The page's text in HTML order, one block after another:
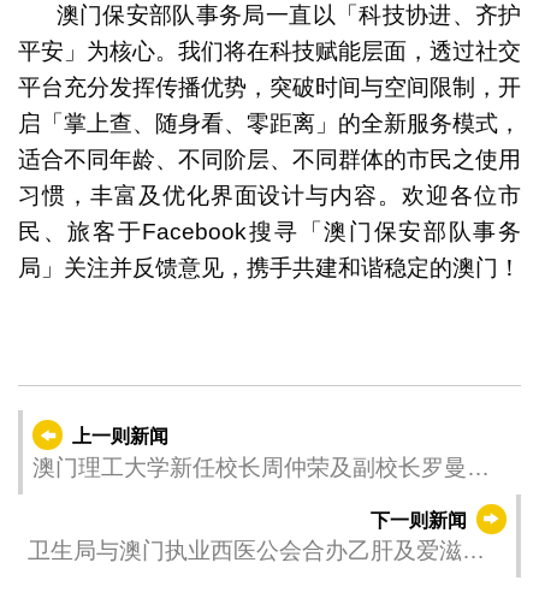
澳门保安部队事务局一直以「科技协进、齐护
平安」为核心。我们将在科技赋能层面，透过社交
平台充分发挥传播优势，突破时间与空间限制，开
启「掌上查、随身看、零距离」的全新服务模式，
适合不同年龄、不同阶层、不同群体的市民之使用
习惯，丰富及优化界面设计与内容。欢迎各位市
民、旅客于Facebook搜寻「澳门保安部队事务
局」关注并反馈意见，携手共建和谐稳定的澳门！
上一则新闻
澳门理工大学新任校长周仲荣及副校长罗曼仪
下一则新闻
卫生局与澳门执业西医公会合办乙肝及爱滋病